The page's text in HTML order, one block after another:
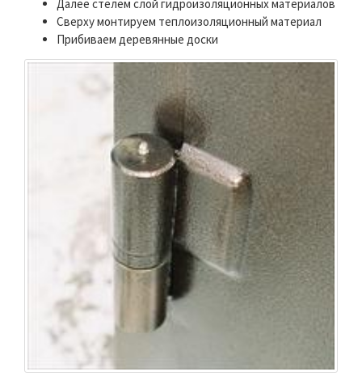
Далее стелем слой гидроизоляционных материалов
Сверху монтируем теплоизоляционный материал
Прибиваем деревянные доски